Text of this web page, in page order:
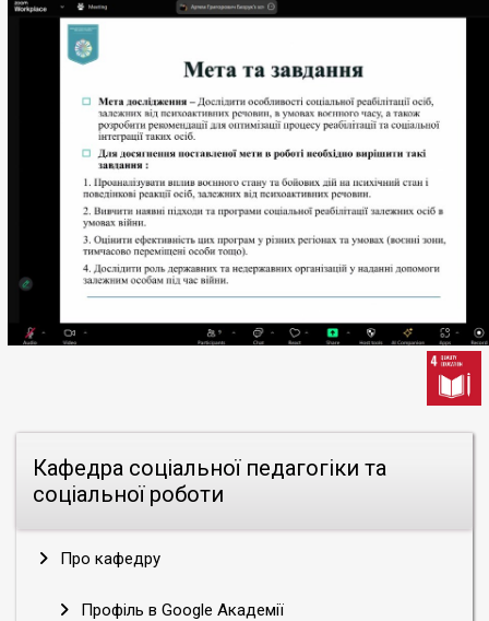
Кафедра соціальної педагогіки та
соціальної роботи
Про кафедру
Профіль в Google Академії